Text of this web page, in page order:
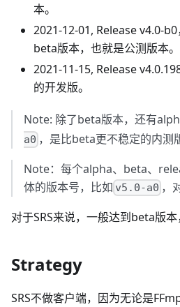
本。
2021-12-01, Release v4.0-
beta版本，也就是公测版本。
2021-11-15, Release
的开发版。
Note: 除了beta版本，还有
a0 ，是比beta更不稳定的内测
Note：每个alpha、beta、
体的版本号，比如 v5.0-a0 ，
对于SRS来说，一般达到beta版本
Strategy
SRS不做客户端，因为无论是